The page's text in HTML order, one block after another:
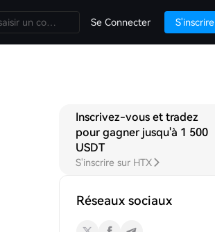
Se Connecter S'inscrire
DiscussionsInscrivez-vous et tradez
pour gagner jusqu'à 1 500
USDT
S'inscrire sur HTX
Réseaux sociaux